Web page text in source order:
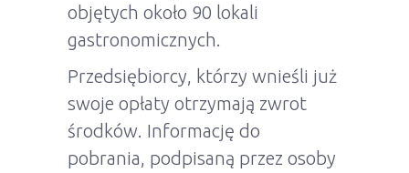
objętych około 90 lokali
gastronomicznych.
Przedsiębiorcy, którzy wnieśli już
swoje opłaty otrzymają zwrot
środków. Informację do
pobrania, podpisaną przez osoby